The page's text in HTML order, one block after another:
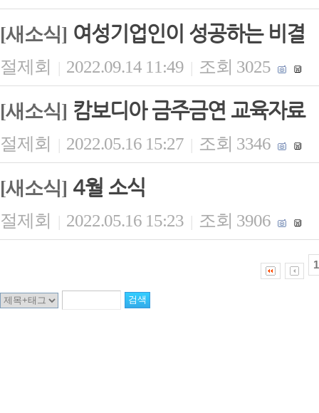
[새소식] 여성기업인이 성공하는 비결
절제회 | 2022.09.14 11:49 | 조회 3025
[새소식] 캄보디아 금주금연 교육자료
절제회 | 2022.05.16 15:27 | 조회 3346
[새소식] 4월 소식
절제회 | 2022.05.16 15:23 | 조회 3906
1